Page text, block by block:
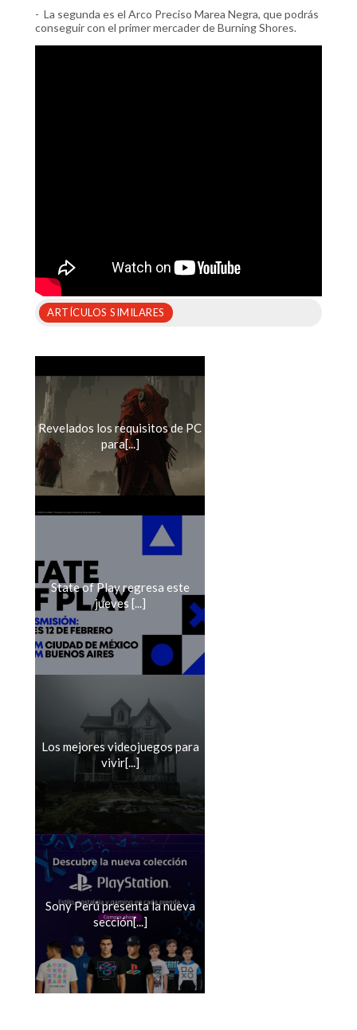
- La segunda es el Arco Preciso Marea Negra, que podrás
conseguir con el primer mercader de Burning Shores.
ARTÍCULOS SIMILARES
Revelados los requisitos de PC
para[...]
State of Play regresa este
jueves [...]
Los mejores videojuegos para
vivir[...]
Sony Perú presenta la nueva
sección[...]